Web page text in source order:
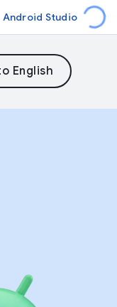
Android Studio